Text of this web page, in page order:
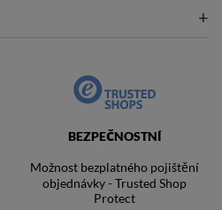
BEZPEČNOSTNÍ
Možnost bezplatného pojištění
objednávky - Trusted Shop
Protect